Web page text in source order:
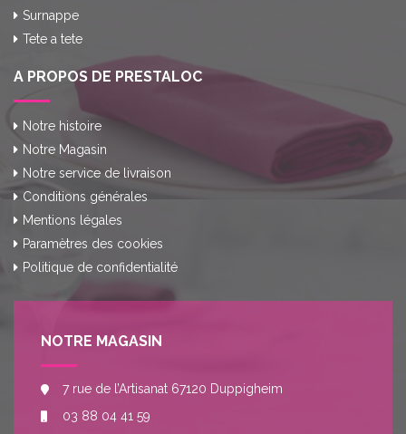
Surnappe
Tete a tete
A PROPOS DE PRESTALOC
Notre histoire
Notre Magasin
Notre service de livraison
Conditions générales
Mentions légales
Paramètres des cookies
Politique de confidentialité
NOTRE MAGASIN
7 rue de l’Artisanat 67120 Duppigheim
03 88 04 41 59